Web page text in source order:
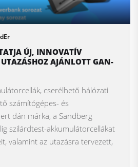
ÚJ, INNOVATÍV
UTAZÁSHOZ AJÁNLOTT GAN-
cserélhető hálózati
számítógépes- és
dán márka, a Sandberg
szilárdtest-akkumulátorcellákat
valamint az utazásra tervezett,